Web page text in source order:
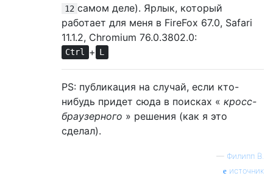
12 самом деле). Ярлык, который
работает для меня в FireFox 67.0, Safari
11.1.2, Chromium 76.0.3802.0:
Ctrl + L
PS: публикация на случай, если кто-
нибудь придет сюда в поисках « кросс-
браузерного » решения (как я это
сделал).
— Филипп В.
источник